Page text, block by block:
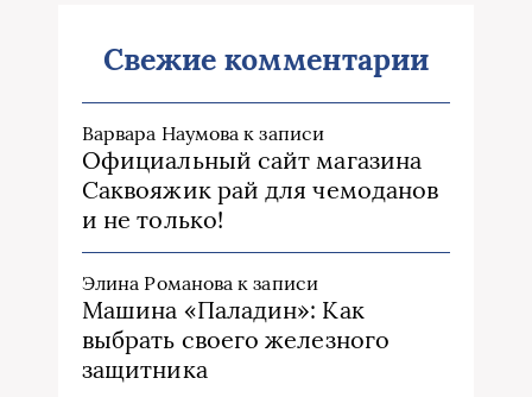
Свежие комментарии
Варвара Наумова к записи
Официальный сайт магазина
Саквояжик рай для чемоданов
и не только!
Элина Романова к записи
Машина «Паладин»: Как
выбрать своего железного
защитника